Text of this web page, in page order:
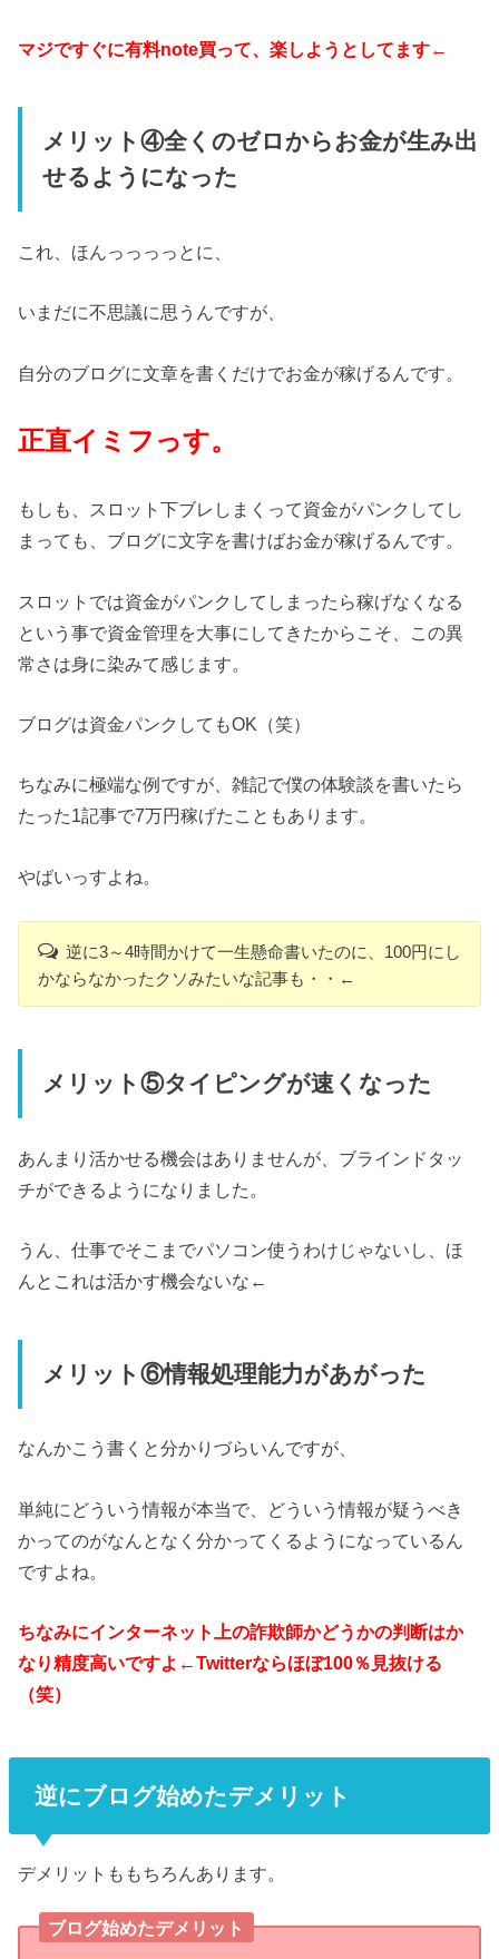
マジですぐに有料note買って、楽しようとしてます←
メリット④全くのゼロからお金が生み出
せるようになった
これ、ほんっっっっとに、
いまだに不思議に思うんですが、
自分のブログに文章を書くだけでお金が稼げるんです。
正直イミフっす。
もしも、スロット下ブレしまくって資金がパンクしてし
まっても、ブログに文字を書けばお金が稼げるんです。
スロットでは資金がパンクしてしまったら稼げなくなる
という事で資金管理を大事にしてきたからこそ、この異
常さは身に染みて感じます。
ブログは資金パンクしてもOK（笑）
ちなみに極端な例ですが、雑記で僕の体験談を書いたら
たった1記事で7万円稼げたこともあります。
やばいっすよね。
逆に3～4時間かけて一生懸命書いたのに、100円にし
かならなかったクソみたいな記事も・・←
メリット⑤タイピングが速くなった
あんまり活かせる機会はありませんが、ブラインドタッ
チができるようになりました。
うん、仕事でそこまでパソコン使うわけじゃないし、ほ
んとこれは活かす機会ないな←
メリット⑥情報処理能力があがった
なんかこう書くと分かりづらいんですが、
単純にどういう情報が本当で、どういう情報が疑うべき
かってのがなんとなく分かってくるようになっているん
ですよね。
ちなみにインターネット上の詐欺師かどうかの判断はか
なり精度高いですよ←Twitterならほぼ100％見抜ける
（笑）
逆にブログ始めたデメリット
デメリットももちろんあります。
ブログ始めたデメリット